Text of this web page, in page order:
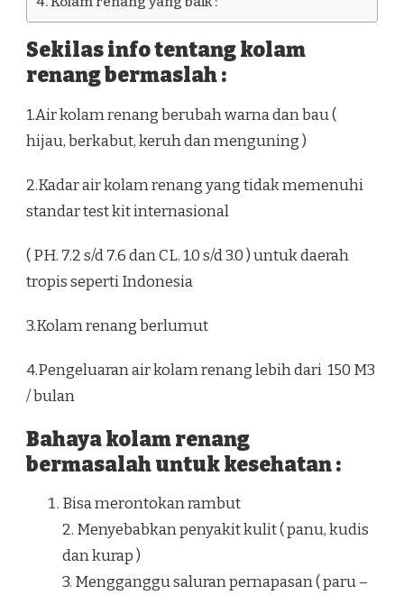
Sekilas info tentang kolam
renang bermaslah :
1.Air kolam renang berubah warna dan bau (
hijau, berkabut, keruh dan menguning )
2.Kadar air kolam renang yang tidak memenuhi
standar test kit internasional
( PH. 7.2 s/d 7.6 dan CL. 1.0 s/d 3.0 ) untuk daerah
tropis seperti Indonesia
3.Kolam renang berlumut
4.Pengeluaran air kolam renang lebih dari 150 M3
/ bulan
Bahaya kolam renang
bermasalah untuk kesehatan :
Bisa merontokan rambut
2. Menyebabkan penyakit kulit ( panu, kudis
dan kurap )
3. Mengganggu saluran pernapasan ( paru –